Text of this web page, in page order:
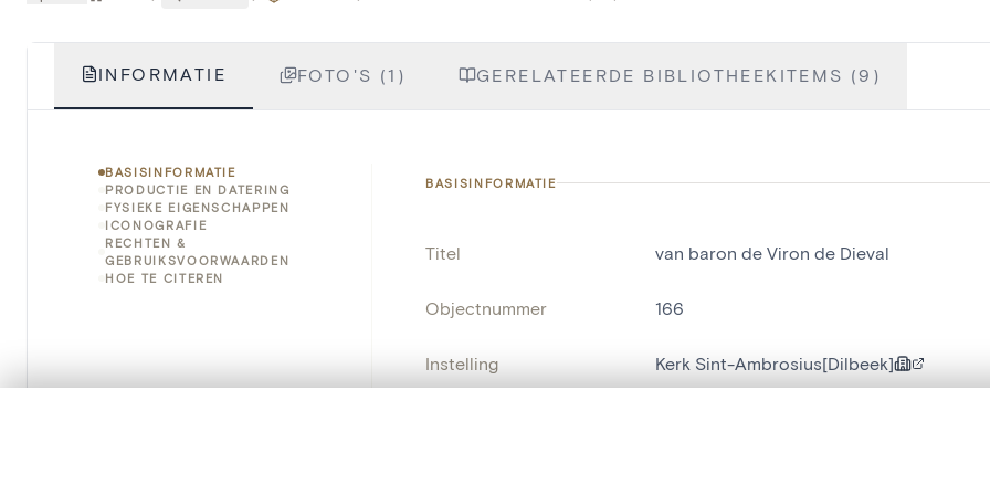
INFORMATIE FOTO'S (1) GERELATEERDE BIBLIOTHEEKITEMS (9)
BASISINFORMATIE
PRODUCTIE EN DATERING
FYSIEKE EIGENSCHAPPEN
ICONOGRAFIE
RECHTEN &
GEBRUIKSVOORWAARDEN
HOE TE CITEREN
BASISINFORMATIE
Titel van baron de Viron de Dieval
Objectnummer 166
Instelling Kerk Sint-Ambrosius[Dilbeek]